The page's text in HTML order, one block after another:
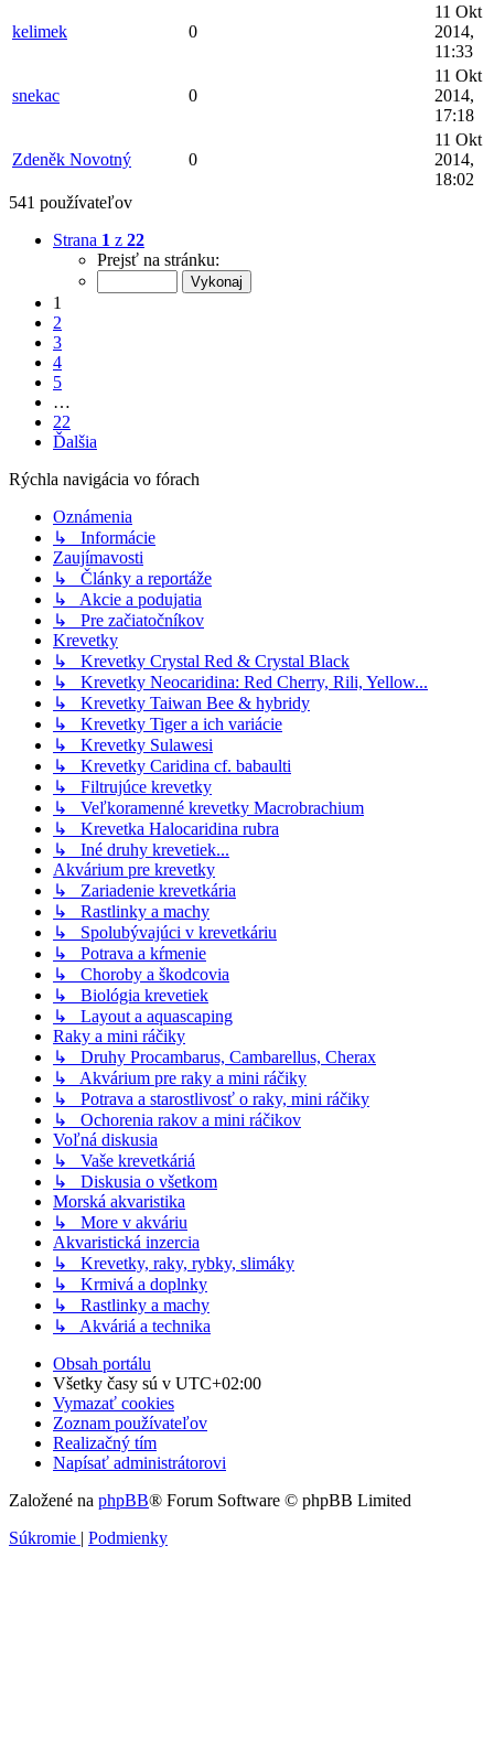
kelimek 0
11 Okt
2014,
11:33
snekac 0
11 Okt
2014,
17:18
Zdeněk Novotný 0
11 Okt
2014,
18:02
541 používateľov
Strana 1 z 22
Prejsť na stránku:
1
2
3
4
5
…
22
Ďalšia
Rýchla navigácia vo fórach
Oznámenia
↳ Informácie
Zaujímavosti
↳ Články a reportáže
↳ Akcie a podujatia
↳ Pre začiatočníkov
Krevetky
↳ Krevetky Crystal Red & Crystal Black
↳ Krevetky Neocaridina: Red Cherry, Rili, Yellow...
↳ Krevetky Taiwan Bee & hybridy
↳ Krevetky Tiger a ich variácie
↳ Krevetky Sulawesi
↳ Krevetky Caridina cf. babaulti
↳ Filtrujúce krevetky
↳ Veľkoramenné krevetky Macrobrachium
↳ Krevetka Halocaridina rubra
↳ Iné druhy krevetiek...
Akvárium pre krevetky
↳ Zariadenie krevetkária
↳ Rastlinky a machy
↳ Spolubývajúci v krevetkáriu
↳ Potrava a kŕmenie
↳ Choroby a škodcovia
↳ Biológia krevetiek
↳ Layout a aquascaping
Raky a mini ráčiky
↳ Druhy Procambarus, Cambarellus, Cherax
↳ Akvárium pre raky a mini ráčiky
↳ Potrava a starostlivosť o raky, mini ráčiky
↳ Ochorenia rakov a mini ráčikov
Voľná diskusia
↳ Vaše krevetkáriá
↳ Diskusia o všetkom
Morská akvaristika
↳ More v akváriu
Akvaristická inzercia
↳ Krevetky, raky, rybky, slimáky
↳ Krmivá a doplnky
↳ Rastlinky a machy
↳ Akváriá a technika
Obsah portálu
Všetky časy sú v UTC+02:00
Vymazať cookies
Zoznam používateľov
Realizačný tím
Napísať administrátorovi
Založené na phpBB® Forum Software © phpBB Limited
Súkromie | Podmienky